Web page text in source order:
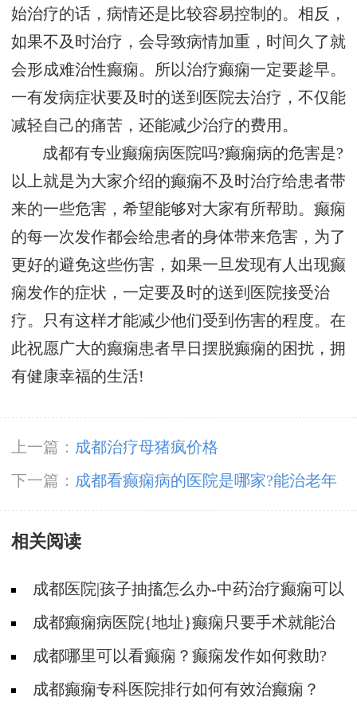
始治疗的话，病情还是比较容易控制的。相反，
如果不及时治疗，会导致病情加重，时间久了就
会形成难治性癫痫。所以治疗癫痫一定要趁早。
一有发病症状要及时的送到医院去治疗，不仅能
减轻自己的痛苦，还能减少治疗的费用。
成都有专业癫痫病医院吗?癫痫病的危害是?
以上就是为大家介绍的癫痫不及时治疗给患者带
来的一些危害，希望能够对大家有所帮助。癫痫
的每一次发作都会给患者的身体带来危害，为了
更好的避免这些伤害，如果一旦发现有人出现癫
痫发作的症状，一定要及时的送到医院接受治
疗。只有这样才能减少他们受到伤害的程度。在
此祝愿广大的癫痫患者早日摆脱癫痫的困扰，拥
有健康幸福的生活!
上一篇： 成都治疗母猪疯价格
下一篇： 成都看癫痫病的医院是哪家?能治老年
癫痫吗
相关阅读
成都医院|孩子抽搐怎么办-中药治疗癫痫可以
治好吗?
成都癫痫病医院{地址}癫痫只要手术就能治
好吗?成都哪里可以看癫痫？癫痫发作如何救助?
成都癫痫专科医院排行如何有效治癫痫？